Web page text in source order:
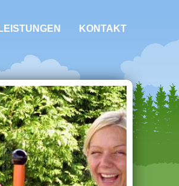
LEISTUNGEN KONTAKT